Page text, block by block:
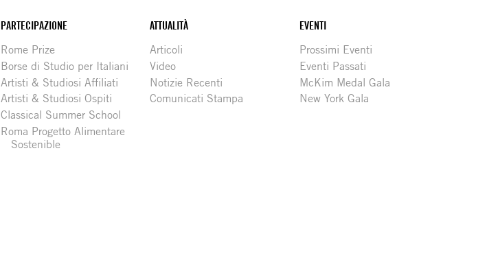
PARTECIPAZIONE
Rome Prize
Borse di Studio per Italiani
Artisti & Studiosi Affiliati
Artisti & Studiosi Ospiti
Classical Summer School
Roma Progetto Alimentare
Sostenible
ATTUALITÀ
Articoli
Video
Notizie Recenti
Comunicati Stampa
EVENTI
Prossimi Eventi
Eventi Passati
McKim Medal Gala
New York Gala